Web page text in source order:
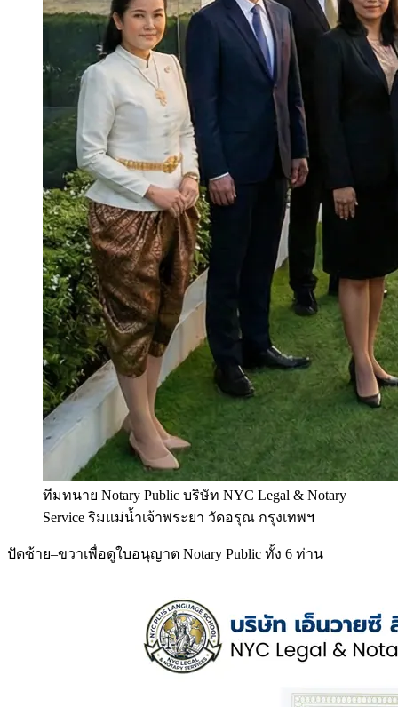
ทีมทนาย Notary Public บริษัท NYC Legal & Notary
Service ริมแม่น้ำเจ้าพระยา วัดอรุณ กรุงเทพฯ
ปัดซ้าย–ขวาเพื่อดูใบอนุญาต Notary Public ทั้ง 6 ท่าน